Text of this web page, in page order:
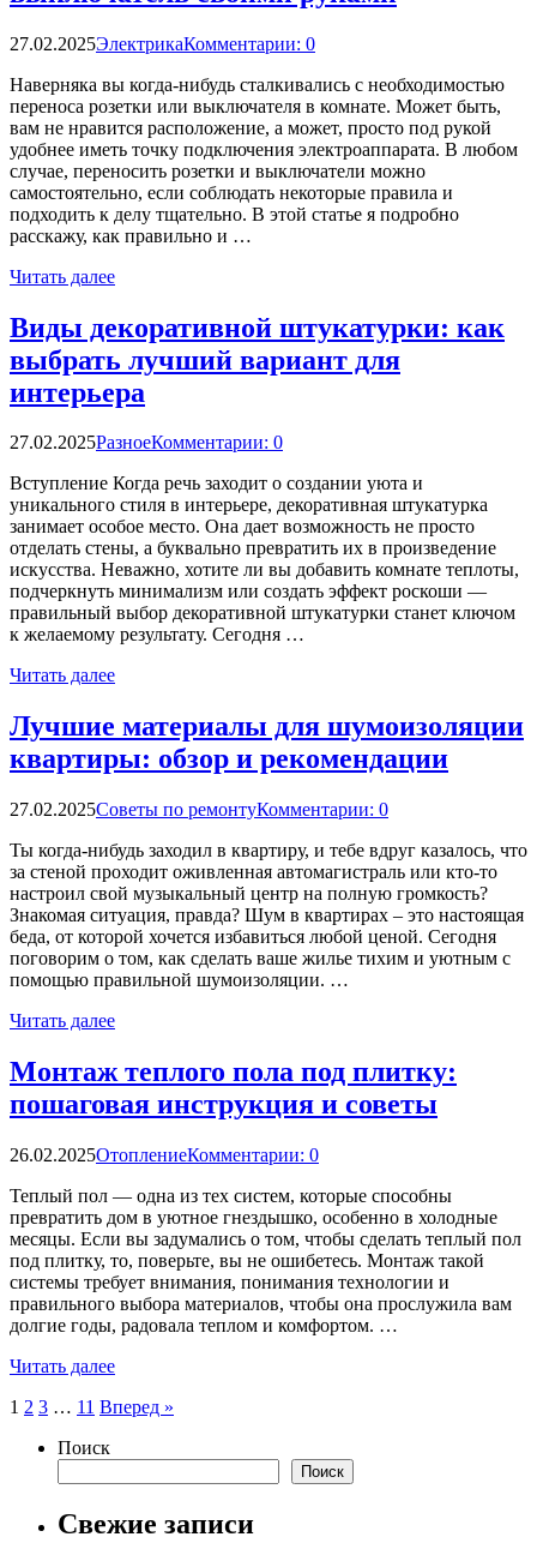
27.02.2025ЭлектрикаКомментарии: 0
Наверняка вы когда-нибудь сталкивались с необходимостью
переноса розетки или выключателя в комнате. Может быть,
вам не нравится расположение, а может, просто под рукой
удобнее иметь точку подключения электроаппарата. В любом
случае, переносить розетки и выключатели можно
самостоятельно, если соблюдать некоторые правила и
подходить к делу тщательно. В этой статье я подробно
расскажу, как правильно и …
Читать далее
Виды декоративной штукатурки: как
выбрать лучший вариант для
интерьера
27.02.2025РазноеКомментарии: 0
Вступление Когда речь заходит о создании уюта и
уникального стиля в интерьере, декоративная штукатурка
занимает особое место. Она дает возможность не просто
отделать стены, а буквально превратить их в произведение
искусства. Неважно, хотите ли вы добавить комнате теплоты,
подчеркнуть минимализм или создать эффект роскоши —
правильный выбор декоративной штукатурки станет ключом
к желаемому результату. Сегодня …
Читать далее
Лучшие материалы для шумоизоляции
квартиры: обзор и рекомендации
27.02.2025Советы по ремонтуКомментарии: 0
Ты когда-нибудь заходил в квартиру, и тебе вдруг казалось, что
за стеной проходит оживленная автомагистраль или кто-то
настроил свой музыкальный центр на полную громкость?
Знакомая ситуация, правда? Шум в квартирах – это настоящая
беда, от которой хочется избавиться любой ценой. Сегодня
поговорим о том, как сделать ваше жилье тихим и уютным с
помощью правильной шумоизоляции. …
Читать далее
Монтаж теплого пола под плитку:
пошаговая инструкция и советы
26.02.2025ОтоплениеКомментарии: 0
Теплый пол — одна из тех систем, которые способны
превратить дом в уютное гнездышко, особенно в холодные
месяцы. Если вы задумались о том, чтобы сделать теплый пол
под плитку, то, поверьте, вы не ошибетесь. Монтаж такой
системы требует внимания, понимания технологии и
правильного выбора материалов, чтобы она прослужила вам
долгие годы, радовала теплом и комфортом. …
Читать далее
Пагинация
записей
1 2 3 … 11 Вперед »
Поиск
Поиск
Свежие записи